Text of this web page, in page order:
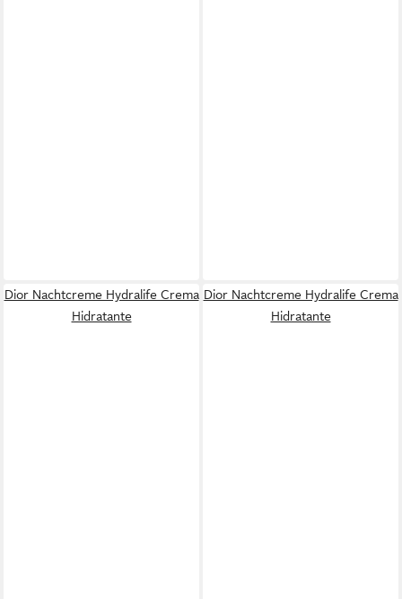
Dior Nachtcreme Hydralife Crema
Hidratante
Dior Nachtcreme Hydralife Crema
Hidratante